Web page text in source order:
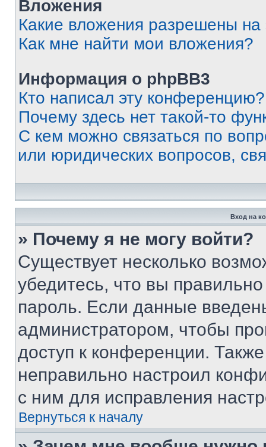
Вложения
Какие вложения разрешены
Как мне найти мои вложения?
Информация о phpBB3
Кто написал эту конференцию?
Почему здесь нет такой-то
С кем можно связаться по
или юридических вопросов,
Вход на
» Почему я не могу войти?
Существует несколько
убедитесь, что вы
пароль. Если данные
администратором, чтобы
доступ к конференции.
неправильно настроил
с ним для исправления
Вернуться к началу